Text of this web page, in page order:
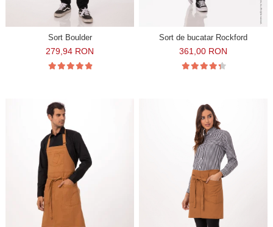
Sort Boulder
279,94 RON
Sort de bucatar Rockford
361,00 RON